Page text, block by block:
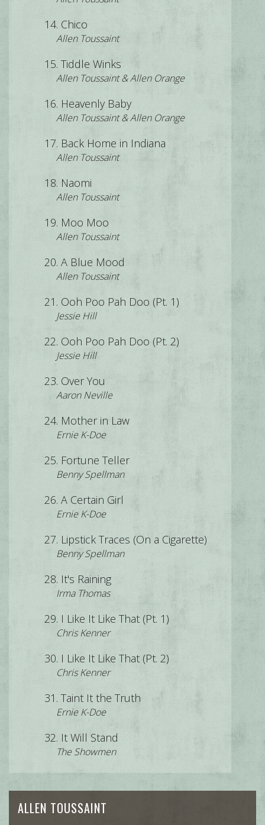
Chico
Allen Toussaint
Tiddle Winks
Allen Toussaint & Allen Orange
Heavenly Baby
Allen Toussaint & Allen Orange
Back Home in Indiana
Allen Toussaint
Naomi
Allen Toussaint
Moo Moo
Allen Toussaint
A Blue Mood
Allen Toussaint
Ooh Poo Pah Doo (Pt. 1)
Jessie Hill
Ooh Poo Pah Doo (Pt. 2)
Jessie Hill
Over You
Aaron Neville
Mother in Law
Ernie K-Doe
Fortune Teller
Benny Spellman
A Certain Girl
Ernie K-Doe
Lipstick Traces (On a Cigarette)
Benny Spellman
It's Raining
Irma Thomas
I Like It Like That (Pt. 1)
Chris Kenner
I Like It Like That (Pt. 2)
Chris Kenner
Taint It the Truth
Ernie K-Doe
It Will Stand
The Showmen
ALLEN TOUSSAINT